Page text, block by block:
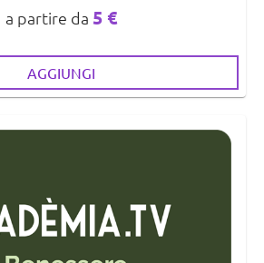
a partire da 5 €
AGGIUNGI